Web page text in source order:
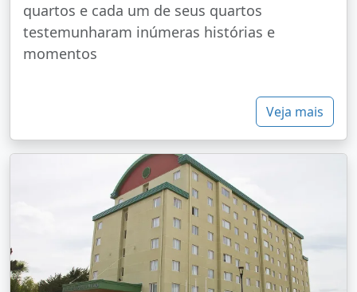
quartos e cada um de seus quartos
testemunharam inúmeras histórias e
momentos
Veja mais